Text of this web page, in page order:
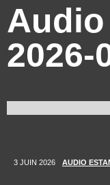
2026-
3 JUIN 2026 AUDIO